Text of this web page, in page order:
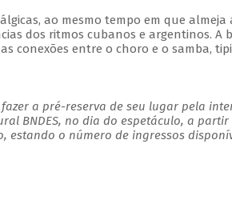
ao mesmo tempo em que
dos ritmos cubanos e argentinos. A
conexões entre o choro e o samba,
a pré-reserva de seu lugar pela
BNDES, no dia do espetáculo, a
estando o número de ingressos